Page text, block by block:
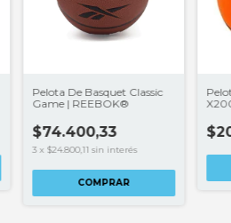
Pelota De Basquet Classic
Game | REEBOK®
$74.400,33
3 x $24.800,11 sin interés
COMPRAR